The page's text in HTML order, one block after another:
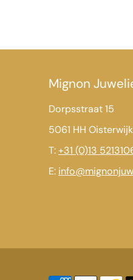
Mignon
Dorpsstraat 15
5061 HH Oisterwijk
T:+31 (0)13
E: